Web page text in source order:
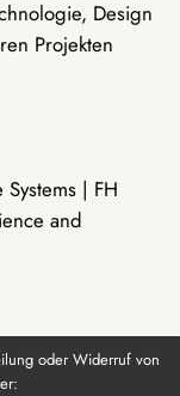
Design
Projekten
| FH
and
oder Widerruf von